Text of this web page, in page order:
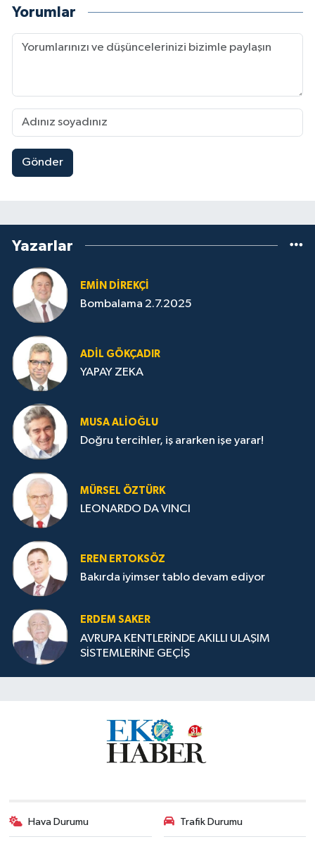
Yorumlar
Gönder
Yazarlar
EMIN DIREKÇI
Bombalama 2.7.2025
ADIL GÖKÇADIR
YAPAY ZEKA
MUSA ALIOĞLU
Doğru tercihler, iş ararken işe yarar!
MÜRSEL ÖZTÜRK
LEONARDO DA VINCI
EREN ERTOKSÖZ
Bakırda iyimser tablo devam ediyor
ERDEM SAKER
AVRUPA KENTLERİNDE AKILLI ULAŞIM
SİSTEMLERİNE GEÇİŞ
Hava Durumu Trafik Durumu